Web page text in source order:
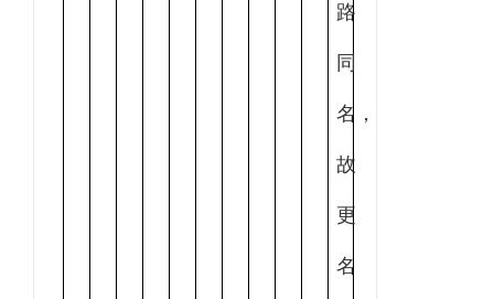
路
同
名，
故
更
名